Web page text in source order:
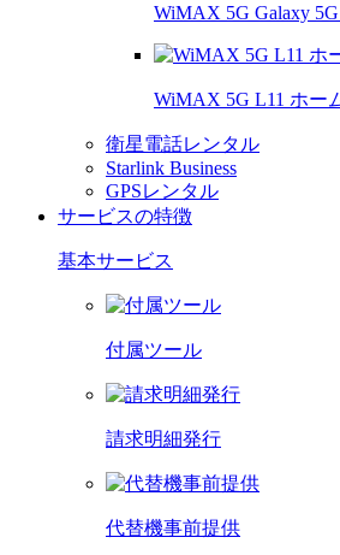
WiMAX 5G Galaxy
WiMAX 5G L11 ホー
衛星電話レンタル
Starlink Business
GPSレンタル
サービスの特徴
基本サービス
付属ツール
請求明細発行
代替機事前提供